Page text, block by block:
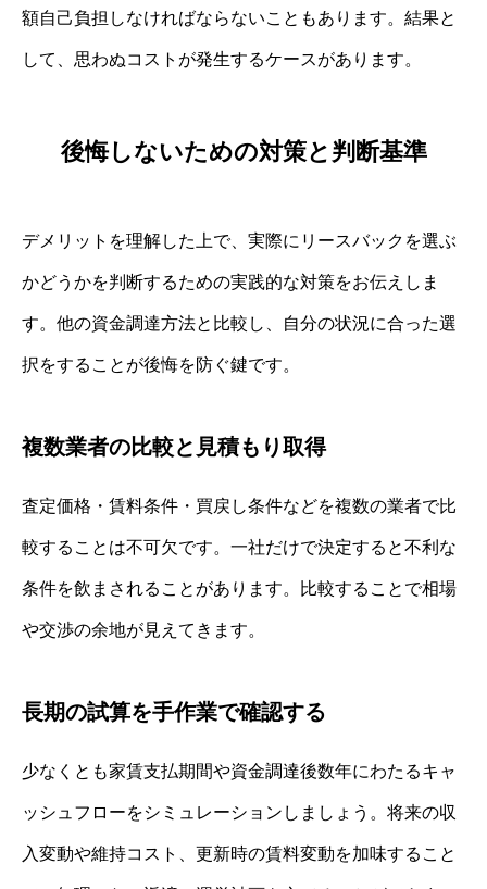
額自己負担しなければならないこともあります。結果と
して、思わぬコストが発生するケースがあります。
後悔しないための対策と判断基準
デメリットを理解した上で、実際にリースバックを選ぶ
かどうかを判断するための実践的な対策をお伝えしま
す。他の資金調達方法と比較し、自分の状況に合った選
択をすることが後悔を防ぐ鍵です。
複数業者の比較と見積もり取得
査定価格・賃料条件・買戻し条件などを複数の業者で比
較することは不可欠です。一社だけで決定すると不利な
条件を飲まされることがあります。比較することで相場
や交渉の余地が見えてきます。
長期の試算を手作業で確認する
少なくとも家賃支払期間や資金調達後数年にわたるキャ
ッシュフローをシミュレーションしましょう。将来の収
入変動や維持コスト、更新時の賃料変動を加味すること